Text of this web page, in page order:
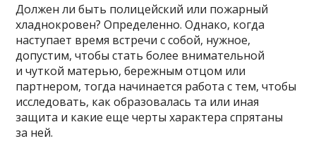
Должен ли быть полицейский или пожарный
хладнокровен? Определенно. Однако, когда
наступает время встречи с собой, нужное,
допустим, чтобы стать более внимательной
и чуткой матерью, бережным отцом или
партнером, тогда начинается работа с тем, чтобы
исследовать, как образовалась та или иная
защита и какие еще черты характера спрятаны
за ней.